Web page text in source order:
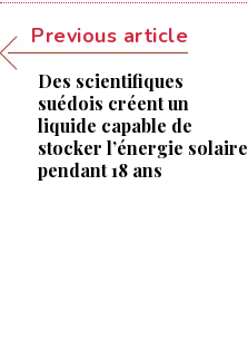
Previous article
Des scientifiques
suédois créent un
liquide capable de
stocker l’énergie solaire
pendant 18 ans